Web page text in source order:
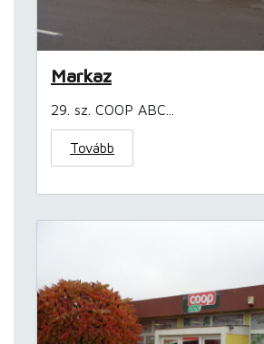
Markaz
29. sz. COOP ABC...
Tovább